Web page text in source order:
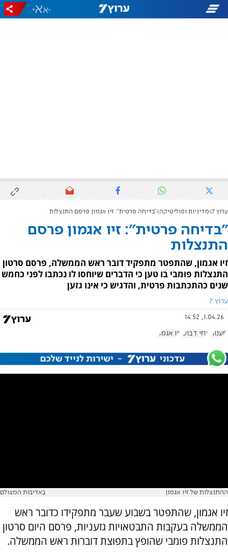
-
+
ערוץ 7 מדיניות ופוליטיקה "בדיחה פרטית": זיו אגמון פרסם התנצלות
"בדיחה פרטית": זיו אגמון פרסם
התנצלות
זיו אגמון, שהתפטר מתפקיד דובר ראש הממשלה, פרסם סרטון
התנצלות פומבי בו טען כי הדברים שיוחסו לו נכתבו לפני כחמש
שנים כהתכתבות פרטית, והדגיש כי אינו גזען
ערוץ 7
1.04.26, 14:52
גזענות צחי דבוש זיו אגמון
ההתנצלות של זיו אגמון באדיבות המצולם
זיו אגמון, שהתפטר בשבוע שעבר מתפקידו כדובר ראש
הממשלה בעקבות התבטאויות גזעניות, פרסם היום סרטון
התנצלות פומבי שהופץ בתפוצת דוברות ראש הממשלה.